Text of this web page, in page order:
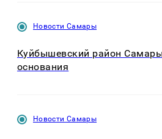
Новости Самары
Куйбышевский район
основания
Новости Самары